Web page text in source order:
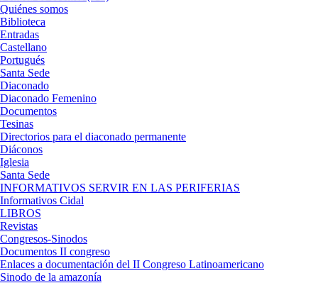
Quiénes somos
Biblioteca
Entradas
Castellano
Portugués
Santa Sede
Diaconado
Diaconado Femenino
Documentos
Tesinas
Directorios para el diaconado permanente
Diáconos
Iglesia
Santa Sede
INFORMATIVOS SERVIR EN LAS PERIFERIAS
Informativos Cidal
LIBROS
Revistas
Congresos-Sinodos
Documentos II congreso
Enlaces a documentación del II Congreso Latinoamericano
Sinodo de la amazonía